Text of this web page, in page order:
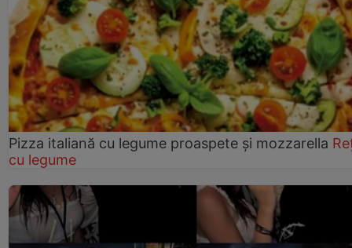
Pizza italiană cu legume proaspete și mozzarella
cu legume